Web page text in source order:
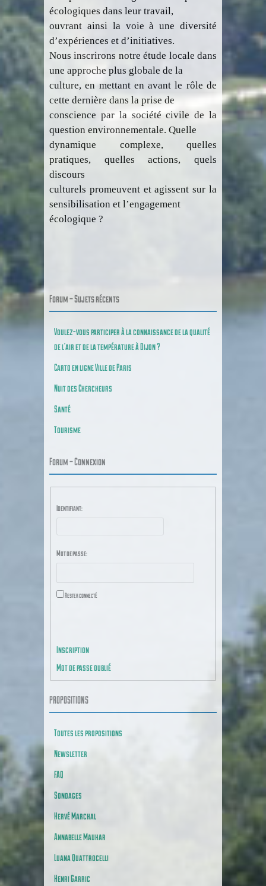
écologiques dans leur travail,
ouvrant ainsi la voie à une diversité
d’expériences et d’initiatives.
Nous inscrirons notre étude locale dans
une approche plus globale de la
culture, en mettant en avant le rôle de
cette dernière dans la prise de
conscience par la société civile de la
question environnementale. Quelle
dynamique complexe, quelles
pratiques, quelles actions, quels
discours
culturels promeuvent et agissent sur la
sensibilisation et l’engagement
écologique ?
Forum – Sujets récents
Voulez-vous participer à la connaissance de la qualité
de l’air et de la température à Dijon ?
Carto en ligne Ville de Paris
Nuit des Chercheurs
Santé
Tourisme
Forum – Connexion
Identifiant:
Mot de passe:
Rester connecté
Inscription
Mot de passe oublié
PROPOSITIONS
Toutes les propositions
Newsletter
FAQ
Sondages
Hervé Marchal
Annabelle Mauhar
Luana Quattrocelli
Henri Garric